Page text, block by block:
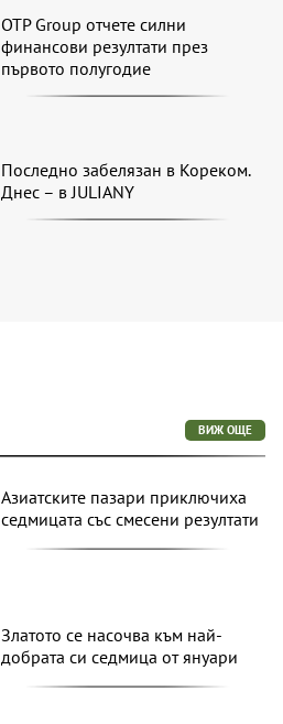
OTP Group отчете силни
финансови резултати през
първото полугодие
Последно забелязан в Кореком.
Днес – в JULIANY
ВИЖ ОЩЕ
Азиатските пазари приключиха
седмицата със смесени резултати
Златото се насочва към най-
добрата си седмица от януари